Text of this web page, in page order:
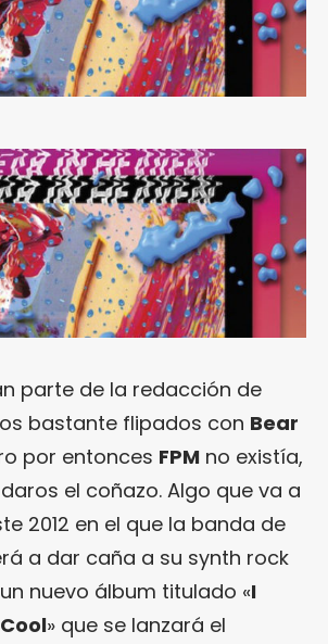
parte de la redacción de
bastante flipados con Bear
por entonces FPM no existía,
el coñazo. Algo que va a
2012 en el que la banda de
a dar caña a su synth rock
nuevo álbum titulado «I
» que se lanzará el